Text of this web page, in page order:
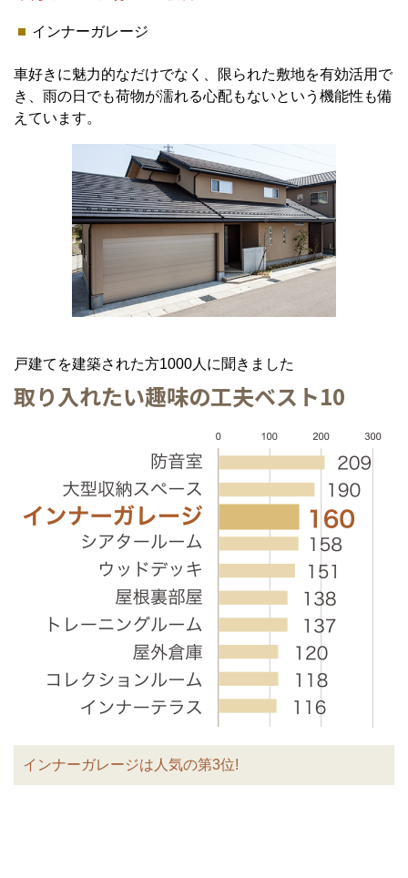
インナーガレージ
車好きに魅力的なだけでなく、限られた敷地を有効活用で
き、雨の日でも荷物が濡れる心配もないという機能性も備
えています。
戸建てを建築された方1000人に聞きました
取り入れたい趣味の工夫ベスト10
インナーガレージは人気の第3位!